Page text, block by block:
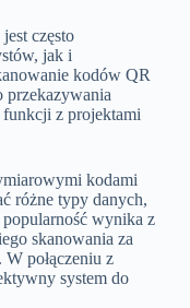
często
jak i
kodów QR
przekazywania
z projektami
kodami
różne typy danych,
wynika z
skanowania za
połączeniu z
system do